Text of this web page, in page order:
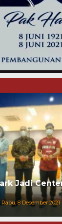
Jadi
Rabu, 8 Desember 2021